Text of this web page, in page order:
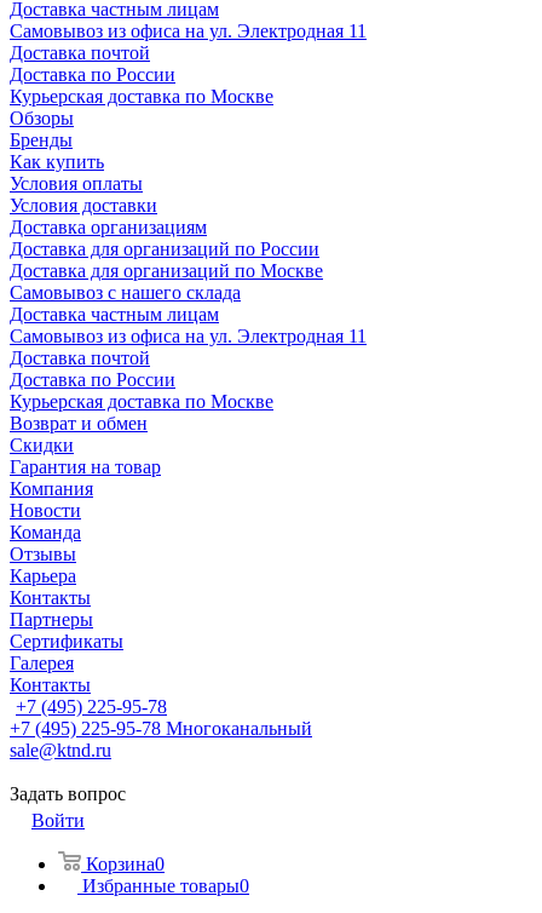
Доставка частным лицам
Самовывоз из офиса на ул. Электродная 11
Доставка почтой
Доставка по России
Курьерская доставка по Москве
Обзоры
Бренды
Как купить
Условия оплаты
Условия доставки
Доставка организациям
Доставка для организаций по России
Доставка для организаций по Москве
Самовывоз с нашего склада
Доставка частным лицам
Самовывоз из офиса на ул. Электродная 11
Доставка почтой
Доставка по России
Курьерская доставка по Москве
Возврат и обмен
Скидки
Гарантия на товар
Компания
Новости
Команда
Отзывы
Карьера
Контакты
Партнеры
Сертификаты
Галерея
Контакты
+7 (495) 225-95-78
+7 (495) 225-95-78 Многоканальный
sale@ktnd.ru
Задать вопрос
Войти
Корзина0
Избранные товары0